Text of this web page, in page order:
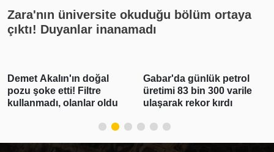
Zara'nın üniversite okuduğu bölüm ortaya
çıktı! Duyanlar inanamadı
Gabar'da günlük petrol
üretimi 83 bin 300 varile
ulaşarak rekor kırdı
Polis Meslek
Yüksekokullarına 3 bin
250 öğrenci alınacak